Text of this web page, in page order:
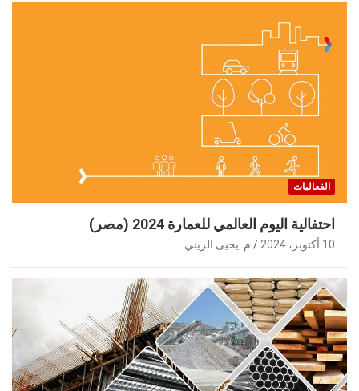
الفعاليات
احتفالية اليوم العالمي للعمارة 2024 (مصر)
10 أكتوبر، 2024 م. يحيى الزيني